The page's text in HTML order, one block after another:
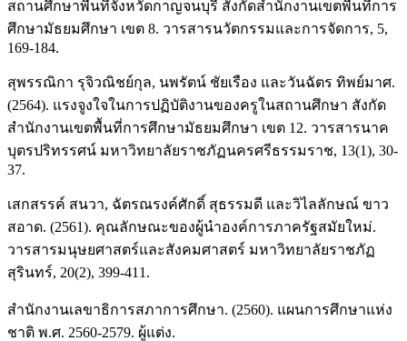
สถานศึกษาพื้นที่จังหวัดกาญจนบุรี สังกัดสำนักงานเขตพื้นที่การ
ศึกษามัธยมศึกษา เขต 8. วารสารนวัตกรรมและการจัดการ, 5,
169-184.
สุพรรณิกา รุจิวณิชย์กุล, นพรัตน์ ชัยเรือง และวันฉัตร ทิพย์มาศ.
(2564). แรงจูงใจในการปฏิบัติงานของครูในสถานศึกษา สังกัด
สำนักงานเขตพื้นที่การศึกษามัธยมศึกษา เขต 12. วารสารนาค
บุตรปริทรรศน์ มหาวิทยาลัยราชภัฏนครศรีธรรมราช, 13(1), 30-
37.
เสกสรรค์ สนวา, ฉัตรณรงค์ศักดิ์ สุธรรมดี และวิไลลักษณ์ ขาว
สอาด. (2561). คุณลักษณะของผู้นำองค์การภาครัฐสมัยใหม่.
วารสารมนุษยศาสตร์และสังคมศาสตร์ มหาวิทยาลัยราชภัฏ
สุรินทร์, 20(2), 399-411.
สำนักงานเลขาธิการสภาการศึกษา. (2560). แผนการศึกษาแห่ง
ชาติ พ.ศ. 2560-2579. ผู้แต่ง.